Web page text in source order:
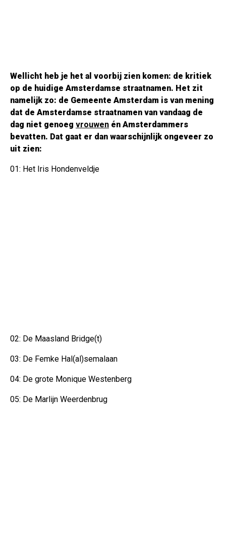
Wellicht heb je het al voorbij zien komen: de kritiek
op de huidige Amsterdamse straatnamen. Het zit
namelijk zo: de Gemeente Amsterdam is van mening
dat de Amsterdamse straatnamen van vandaag de
dag niet genoeg vrouwen én Amsterdammers
bevatten. Dat gaat er dan waarschijnlijk ongeveer zo
uit zien:
01: Het Iris Hondenveldje
02: De Maasland Bridge(t)
03: De Femke Hal(al)semalaan
04: De grote Monique Westenberg
05: De Marlijn Weerdenbrug